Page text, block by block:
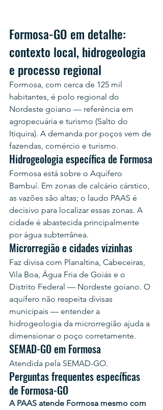
Formosa-GO em detalhe:
contexto local, hidrogeologia
e processo regional
Formosa, com cerca de 125 mil
habitantes, é polo regional do
Nordeste goiano — referência em
agropecuária e turismo (Salto do
Itiquira). A demanda por poços vem de
fazendas, comércio e turismo.
Hidrogeologia específica de Formosa
Formosa está sobre o Aquífero
Bambuí. Em zonas de calcário cárstico,
as vazões são altas; o laudo PAAS é
decisivo para localizar essas zonas. A
cidade é abastecida principalmente
por água subterrânea.
Microrregião e cidades vizinhas
Faz divisa com Planaltina, Cabeceiras,
Vila Boa, Água Fria de Goiás e o
Distrito Federal — Nordeste goiano. O
aquífero não respeita divisas
municipais — entender a
hidrogeologia da microrregião ajuda a
dimensionar o poço corretamente.
SEMAD-GO em Formosa
Atendida pela SEMAD-GO.
Perguntas frequentes específicas
de Formosa-GO
A PAAS atende Formosa mesmo com